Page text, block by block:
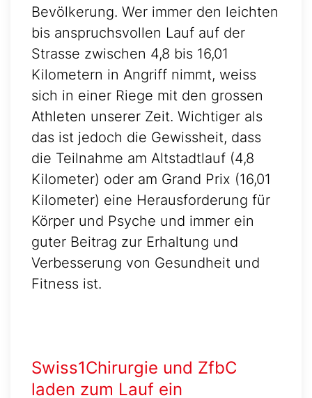
Bevölkerung. Wer immer den leichten
bis anspruchsvollen Lauf auf der
Strasse zwischen 4,8 bis 16,01
Kilometern in Angriff nimmt, weiss
sich in einer Riege mit den grossen
Athleten unserer Zeit. Wichtiger als
das ist jedoch die Gewissheit, dass
die Teilnahme am Altstadtlauf (4,8
Kilometer) oder am Grand Prix (16,01
Kilometer) eine Herausforderung für
Körper und Psyche und immer ein
guter Beitrag zur Erhaltung und
Verbesserung von Gesundheit und
Fitness ist.
Swiss1Chirurgie und ZfbC
laden zum Lauf ein